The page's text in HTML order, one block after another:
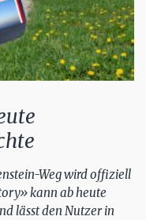
Weg wird offiziell
kann ab heute
lässt den Nutzer in